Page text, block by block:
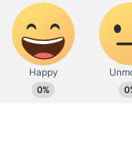
అయినా ఎన్ని ఇబ్బందులు